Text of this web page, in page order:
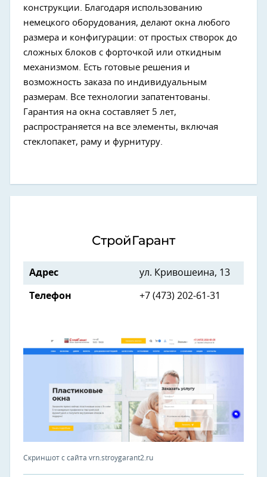
конструкции. Благодаря использованию
немецкого оборудования, делают окна любого
размера и конфигурации: от простых створок до
сложных блоков с форточкой или откидным
механизмом. Есть готовые решения и
возможность заказа по индивидуальным
размерам. Все технологии запатентованы.
Гарантия на окна составляет 5 лет,
распространяется на все элементы, включая
стеклопакет, раму и фурнитуру.
СтройГарант
Адрес ул. Кривошеина, 13
Телефон +7 (473) 202-61-31
Скриншот с сайта vrn.stroygarant2.ru